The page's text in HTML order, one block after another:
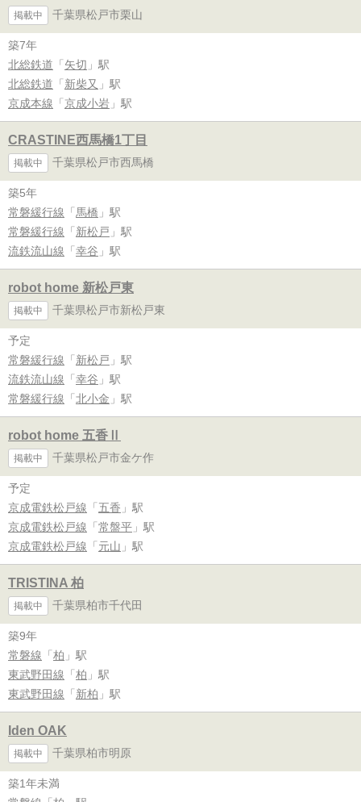
掲載中 千葉県松戸市栗山
築7年
北総鉄道 「 矢切 」駅
北総鉄道 「 新柴又 」駅
京成本線 「 京成小岩 」駅
CRASTINE西馬橋1丁目
掲載中 千葉県松戸市西馬橋
築5年
常磐緩行線 「 馬橋 」駅
常磐緩行線 「 新松戸 」駅
流鉄流山線 「 幸谷 」駅
robot home 新松戸東
掲載中 千葉県松戸市新松戸東
予定
常磐緩行線 「 新松戸 」駅
流鉄流山線 「 幸谷 」駅
常磐緩行線 「 北小金 」駅
robot home 五香Ⅱ
掲載中 千葉県松戸市金ケ作
予定
京成電鉄松戸線 「 五香 」駅
京成電鉄松戸線 「 常盤平 」駅
京成電鉄松戸線 「 元山 」駅
TRISTINA 柏
掲載中 千葉県柏市千代田
築9年
常磐線 「 柏 」駅
東武野田線 「 柏 」駅
東武野田線 「 新柏 」駅
Iden OAK
掲載中 千葉県柏市明原
築1年未満